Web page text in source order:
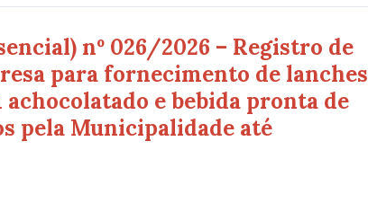
nº 026/2026 – Registro de
para fornecimento de lanches
e bebida pronta de
pela Municipalidade até